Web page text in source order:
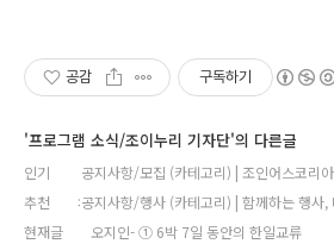
공감 구독하기
'프로그램 소식/조이누리 기자단'의 다른글
인기
공지사항/모집 (카테고리) | 조인어스코리
추천
공지사항/행사 (카테고리) | 함께하는 행사,
현재글
오지인- ① 6박 7일 동안의 한일교류